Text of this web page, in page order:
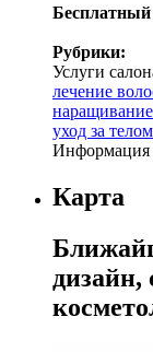
Бесплатный
Рубрики:
Услуги
лечение
уход за телом
Информация
Карта
дизайн,